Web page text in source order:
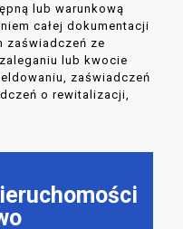
lub warunkową
całej dokumentacji
zaświadczeń ze
lub kwocie
zaświadczeń
o rewitalizacji,